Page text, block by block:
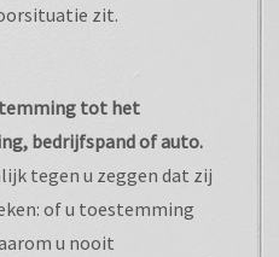
zit.
tot het
bedrijfspand of auto.
tegen u zeggen dat zij
of u toestemming
u nooit